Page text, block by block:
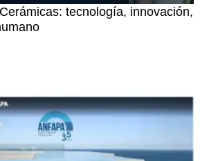
tecnología, innovación,